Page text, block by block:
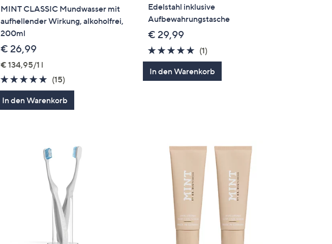
MINT CLASSIC Mundwasser mit
aufhellender Wirkung, alkoholfrei,
200ml
€ 26,99
€ 134,95/1 l
4.7
von
5
(15)
Bewertungen
In den Warenkorb
Edelstahl inklusive
Aufbewahrungstasche
€ 29,99
5.0
von
5
(1)
Bewertungen
In den Warenkorb